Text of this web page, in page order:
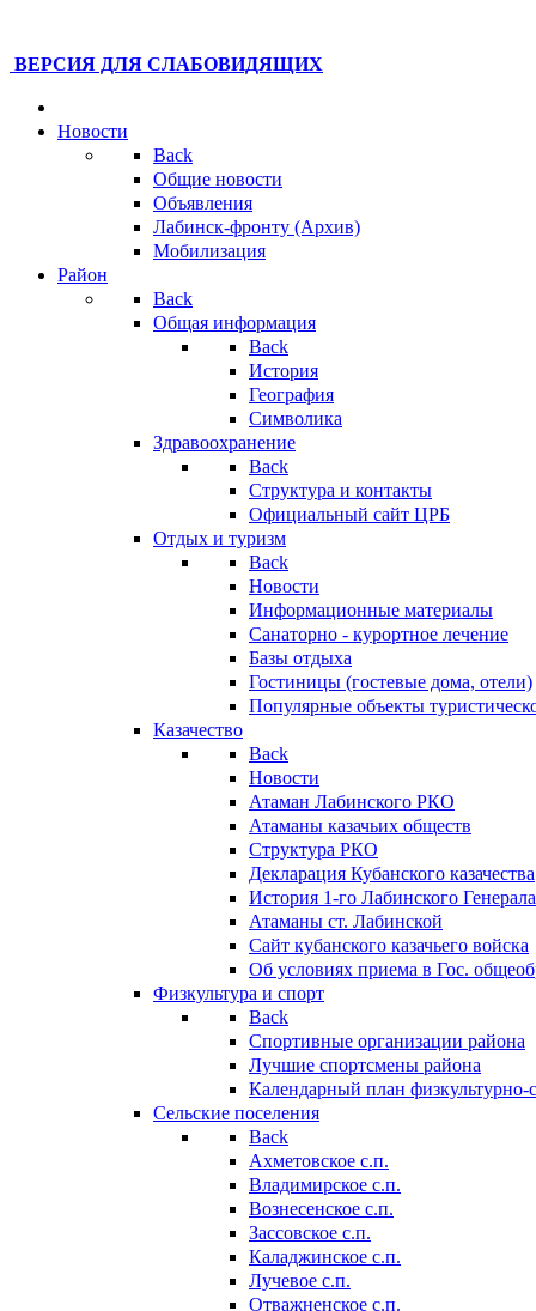
ВЕРСИЯ ДЛЯ СЛАБОВИДЯЩИХ
Новости
Back
Общие новости
Объявления
Лабинск-фронту (Архив)
Мобилизация
Район
Back
Общая информация
Back
История
География
Символика
Здравоохранение
Back
Структура и контакты
Официальный сайт ЦРБ
Отдых и туризм
Back
Новости
Информационные материалы
Санаторно - курортное лечение
Базы отдыха
Гостиницы (гостевые дома, отели)
Популярные объекты
Казачество
Back
Новости
Атаман Лабинского РКО
Атаманы казачьих обществ
Структура РКО
Декларация Кубанского казачества
История 1-го Лабинского
Атаманы ст. Лабинской
Cайт кубанского казачьего войска
Об условиях приема в Гос.
Физкультура и спорт
Back
Спортивные организации района
Лучшие спортсмены района
Календарный план
Сельские поселения
Back
Ахметовское с.п.
Владимирское с.п.
Вознесенское с.п.
Зассовское с.п.
Каладжинское с.п.
Лучевое с.п.
Отважненское с.п.